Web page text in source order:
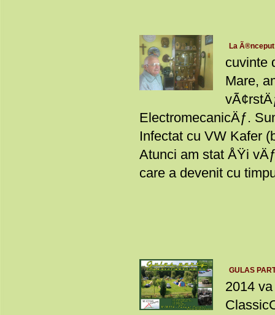
La
cuvinte
Mare,
ElectromecanicÄƒ.
Infectat cu VW Kafer
Atunci am stat ÅŸi
care a devenit cu
GULAS
2014